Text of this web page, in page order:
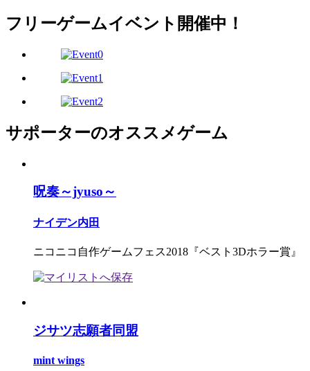
フリーゲームイベント開催中！
サポーターのオススメゲーム
呪奏～jyuso～
ナイデン内田
ニコニコ自作ゲームフェス2018『ベスト3Dホラー賞』
ジサツ志願者同盟
mint wings